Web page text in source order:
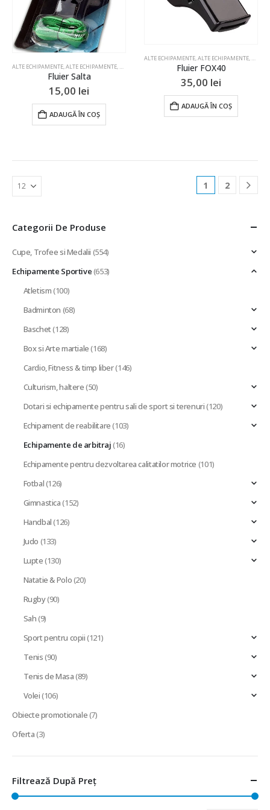
ALTE ECHIPAMENTE,ALTE ECHIPAMENTE, ALTE ECHIPAMENTE ALTE ECHIPAMENTE,
Fluier Salta
15,00 lei
ADAUGĂ ÎN COȘ
ALTE ECHIPAMENTE,ALTE ECHIPAMENTE, ALTE
Fluier FOX40
35,00 lei
ADAUGĂ ÎN COȘ
1 2
Categorii De Produse
Cupe, Trofee si Medalii (554)
Echipamente Sportive(653)
Atletism(100)
Badminton (68)
Baschet(128)
Box si Arte martiale(168)
Cardio, Fitness & timp liber(146)
Culturism, haltere(50)
Dotari si echipamente pentru sali de sport si terenuri(120)
Echipament de reabilitare(103)
Echipamente de arbitraj(16)
Echipamente pentru dezvoltarea calitatilor motrice (101)
Fotbal(126)
Gimnastica(152)
Handbal(126)
Judo (133)
Lupte(130)
Natatie & Polo(20)
Rugby(90)
Sah(9)
Sport pentru copii(121)
Tenis(90)
Tenis de Masa(89)
Volei(106)
Obiecte promotionale(7)
Oferta(3)
Filtrează După Preț